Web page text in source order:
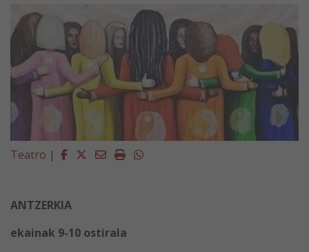
Teatro | Facebook
Twitter
EmailImprimirWhatsapp
ANTZERKIA
ekainak 9-10 ostirala